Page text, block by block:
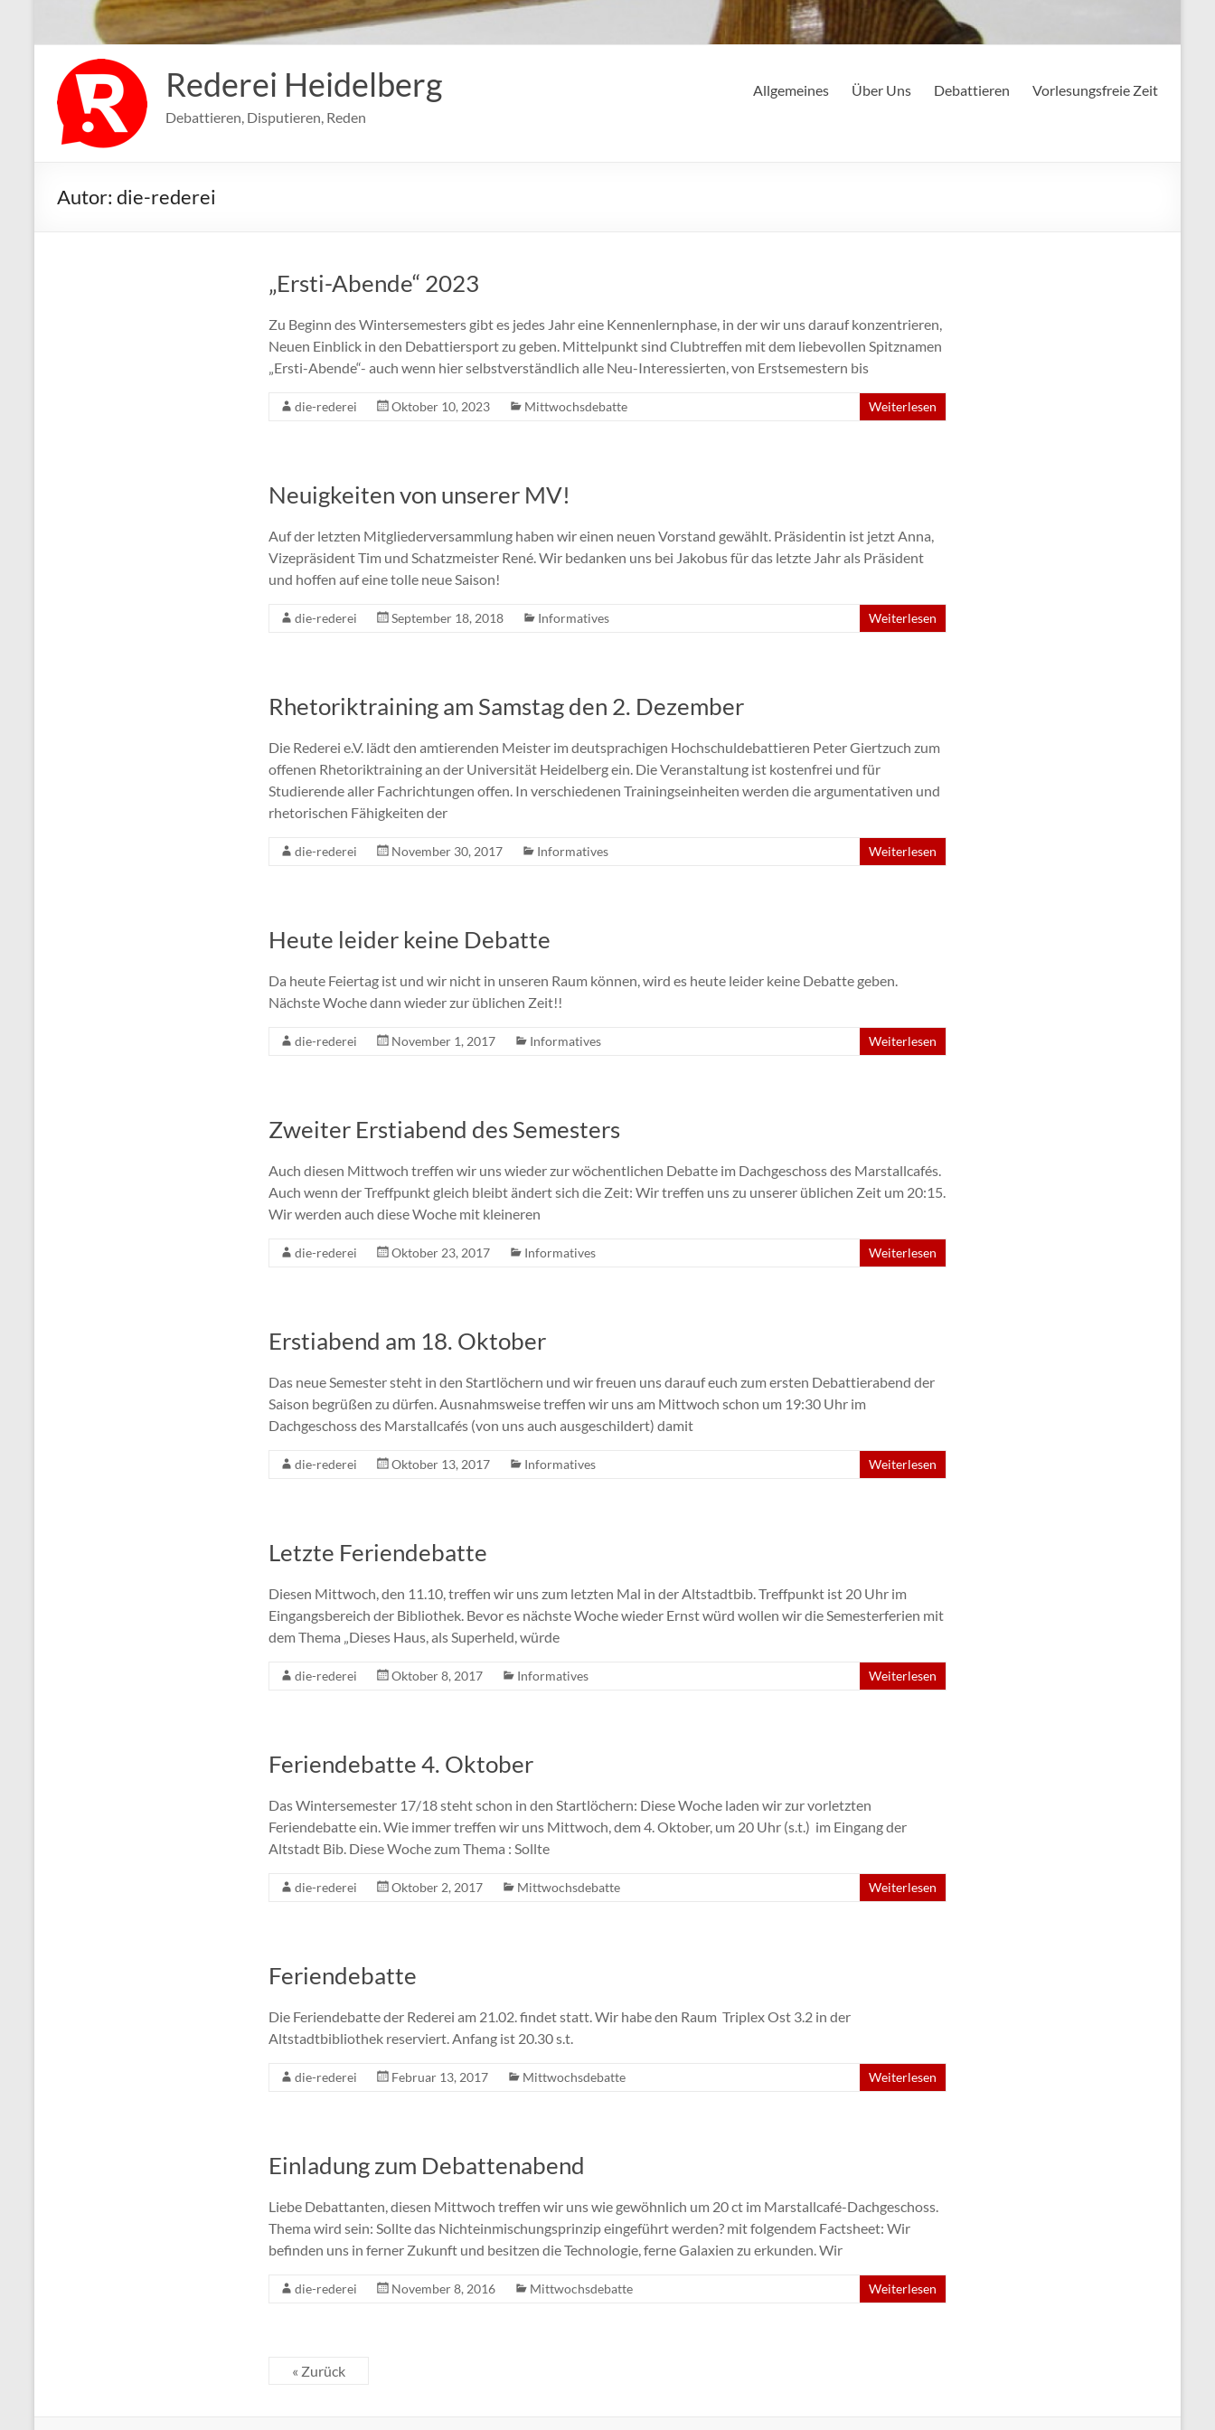
Rederei Heidelberg
Debattieren, Disputieren, Reden
Allgemeines Über Uns Debattieren Vorlesungsfreie Zeit
Autor: die-rederei
„Ersti-Abende“ 2023
Zu Beginn des Wintersemesters gibt es jedes Jahr eine Kennenlernphase, in der wir uns darauf konzentrieren,
Neuen Einblick in den Debattiersport zu geben. Mittelpunkt sind Clubtreffen mit dem liebevollen Spitznamen
„Ersti-Abende“- auch wenn hier selbstverständlich alle Neu-Interessierten, von Erstsemestern bis
die-rederei Oktober 10, 2023 Mittwochsdebatte Weiterlesen
Neuigkeiten von unserer MV!
Auf der letzten Mitgliederversammlung haben wir einen neuen Vorstand gewählt. Präsidentin ist jetzt Anna,
Vizepräsident Tim und Schatzmeister René. Wir bedanken uns bei Jakobus für das letzte Jahr als Präsident
und hoffen auf eine tolle neue Saison!
die-rederei September 18, 2018 Informatives Weiterlesen
Rhetoriktraining am Samstag den 2. Dezember
Die Rederei e.V. lädt den amtierenden Meister im deutsprachigen Hochschuldebattieren Peter Giertzuch zum
offenen Rhetoriktraining an der Universität Heidelberg ein. Die Veranstaltung ist kostenfrei und für
Studierende aller Fachrichtungen offen. In verschiedenen Trainingseinheiten werden die argumentativen und
rhetorischen Fähigkeiten der
die-rederei November 30, 2017 Informatives Weiterlesen
Heute leider keine Debatte
Da heute Feiertag ist und wir nicht in unseren Raum können, wird es heute leider keine Debatte geben.
Nächste Woche dann wieder zur üblichen Zeit!!
die-rederei November 1, 2017 Informatives Weiterlesen
Zweiter Erstiabend des Semesters
Auch diesen Mittwoch treffen wir uns wieder zur wöchentlichen Debatte im Dachgeschoss des Marstallcafés.
Auch wenn der Treffpunkt gleich bleibt ändert sich die Zeit: Wir treffen uns zu unserer üblichen Zeit um 20:15.
Wir werden auch diese Woche mit kleineren
die-rederei Oktober 23, 2017 Informatives Weiterlesen
Erstiabend am 18. Oktober
Das neue Semester steht in den Startlöchern und wir freuen uns darauf euch zum ersten Debattierabend der
Saison begrüßen zu dürfen. Ausnahmsweise treffen wir uns am Mittwoch schon um 19:30 Uhr im
Dachgeschoss des Marstallcafés (von uns auch ausgeschildert) damit
die-rederei Oktober 13, 2017 Informatives Weiterlesen
Letzte Feriendebatte
Diesen Mittwoch, den 11.10, treffen wir uns zum letzten Mal in der Altstadtbib. Treffpunkt ist 20 Uhr im
Eingangsbereich der Bibliothek. Bevor es nächste Woche wieder Ernst würd wollen wir die Semesterferien mit
dem Thema „Dieses Haus, als Superheld, würde
die-rederei Oktober 8, 2017 Informatives Weiterlesen
Feriendebatte 4. Oktober
Das Wintersemester 17/18 steht schon in den Startlöchern: Diese Woche laden wir zur vorletzten
Feriendebatte ein. Wie immer treffen wir uns Mittwoch, dem 4. Oktober, um 20 Uhr (s.t.) im Eingang der
Altstadt Bib. Diese Woche zum Thema : Sollte
die-rederei Oktober 2, 2017 Mittwochsdebatte Weiterlesen
Feriendebatte
Die Feriendebatte der Rederei am 21.02. findet statt. Wir habe den Raum Triplex Ost 3.2 in der
Altstadtbibliothek reserviert. Anfang ist 20.30 s.t.
die-rederei Februar 13, 2017 Mittwochsdebatte Weiterlesen
Einladung zum Debattenabend
Liebe Debattanten, diesen Mittwoch treffen wir uns wie gewöhnlich um 20 ct im Marstallcafé-Dachgeschoss.
Thema wird sein: Sollte das Nichteinmischungsprinzip eingeführt werden? mit folgendem Factsheet: Wir
befinden uns in ferner Zukunft und besitzen die Technologie, ferne Galaxien zu erkunden. Wir
die-rederei November 8, 2016 Mittwochsdebatte Weiterlesen
« Zurück